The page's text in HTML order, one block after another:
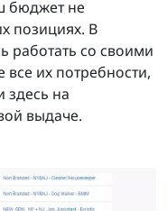
бюджет не
позициях. В
работать со своими
их потребности,
здесь на
выдаче.